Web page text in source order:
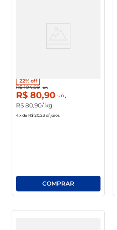
22%off
R$ 104,09 un
R$ 80,90 un
R$ 80,90/ kg
4 x de R$ 20,23 s/ juros